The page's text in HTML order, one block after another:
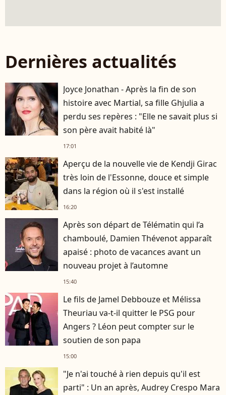
Dernières actualités
Joyce Jonathan - Après la fin de son
histoire avec Martial, sa fille Ghjulia a
perdu ses repères : "Elle ne savait plus si
son père avait habité là"
17:01
Aperçu de la nouvelle vie de Kendji Girac
très loin de l'Essonne, douce et simple
dans la région où il s'est installé
16:20
Après son départ de Télématin qui l’a
chamboulé, Damien Thévenot apparaît
apaisé : photo de vacances avant un
nouveau projet à l’automne
15:40
Le fils de Jamel Debbouze et Mélissa
Theuriau va-t-il quitter le PSG pour
Angers ? Léon peut compter sur le
soutien de son papa
15:00
"Je n'ai touché à rien depuis qu'il est
parti" : Un an après, Audrey Crespo Mara